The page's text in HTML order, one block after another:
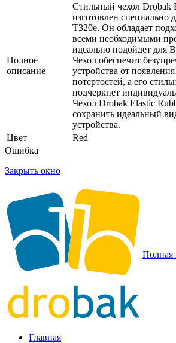
Полное
описание
Стильный чехол Drobak
изготовлен специально
T320e. Он обладает
всеми необходимыми
идеально подойдет для
Чехол обеспечит
устройства от
потертостей, а его
подчеркнет
Чехол Drobak Elastic
сохранить идеальный
устройства.
Цвет
Red
Ошибка
Закрыть окно
Полная
Главная